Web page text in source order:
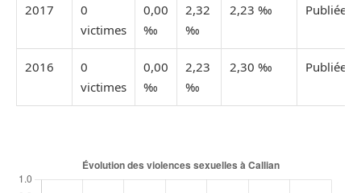
2017
0
victimes
0,00
‰
2,32
‰
2,23 ‰ Publiée
2016
0
victimes
0,00
‰
2,23
‰
2,30 ‰ Publiée